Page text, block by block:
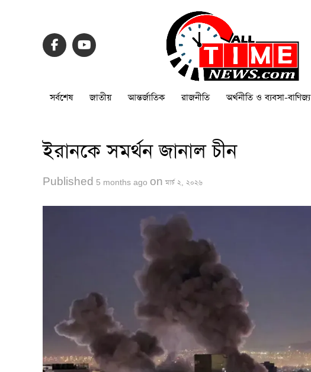
সর্বশেষ জাতীয় আন্তর্জাতিক রাজনীতি অর্থনীতি ও ব্যবসা-বাণিজ্য
ইরানকে সমর্থন জানাল চীন
Published 5 months ago on মার্চ ২, ২০২৬